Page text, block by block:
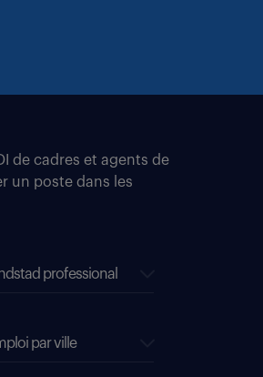
de cadres et agents de
un poste dans les
professional
par ville